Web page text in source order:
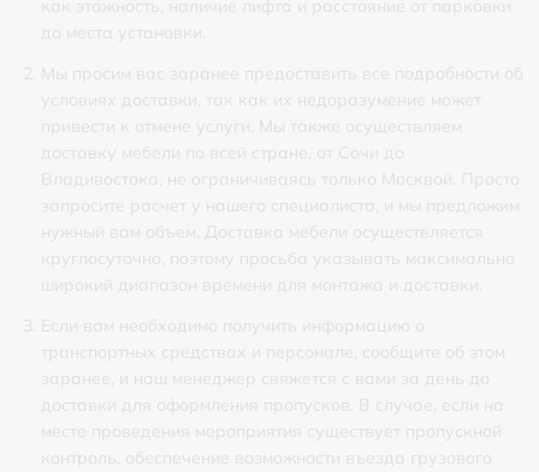
как этажность, наличие лифта и расстояние от парковки
до места установки.
Мы просим вас заранее предоставить все подробности об
условиях доставки, так как их недоразумение может
привести к отмене услуги. Мы также осуществляем
доставку мебели по всей стране, от Сочи до
Владивостока, не ограничиваясь только Москвой. Просто
запросите расчет у нашего специалиста, и мы предложим
нужный вам объем. Доставка мебели осуществляется
круглосуточно, поэтому просьба указывать максимально
широкий диапазон времени для монтажа и доставки.
Если вам необходимо получить информацию о
транспортных средствах и персонале, сообщите об этом
заранее, и наш менеджер свяжется с вами за день до
доставки для оформления пропусков. В случае, если на
месте проведения мероприятия существует пропускной
контроль, обеспечение возможности въезда грузового